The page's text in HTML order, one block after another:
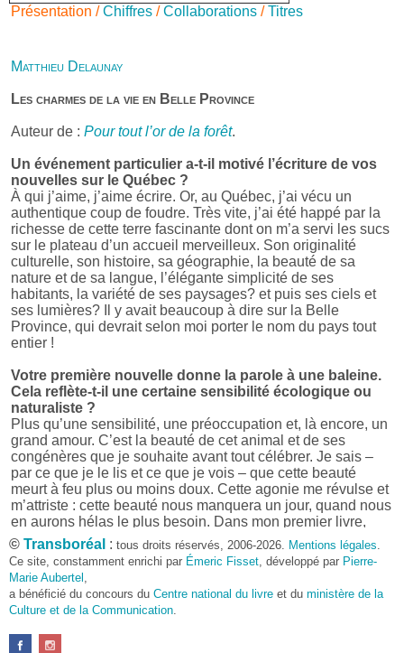
Présentation /Chiffres /Collaborations /Titres
Matthieu Delaunay
Les charmes de la vie en Belle Province
Auteur de : Pour tout l’or de la forêt.
Un événement particulier a-t-il motivé l’écriture de vos
nouvelles sur le Québec ?
À qui j’aime, j’aime écrire. Or, au Québec, j’ai vécu un
authentique coup de foudre. Très vite, j’ai été happé par la
richesse de cette terre fascinante dont on m’a servi les sucs
sur le plateau d’un accueil merveilleux. Son originalité
culturelle, son histoire, sa géographie, la beauté de sa
nature et de sa langue, l’élégante simplicité de ses
habitants, la variété de ses paysages? et puis ses ciels et
ses lumières? Il y avait beaucoup à dire sur la Belle
Province, qui devrait selon moi porter le nom du pays tout
entier !
Votre première nouvelle donne la parole à une baleine.
Cela reflète-t-il une certaine sensibilité écologique ou
naturaliste ?
Plus qu’une sensibilité, une préoccupation et, là encore, un
grand amour. C’est la beauté de cet animal et de ses
congénères que je souhaite avant tout célébrer. Je sais –
par ce que je le lis et ce que je vois – que cette beauté
meurt à feu plus ou moins doux. Cette agonie me révulse et
m’attriste : cette beauté nous manquera un jour, quand nous
en aurons hélas le plus besoin. Dans mon premier livre,
j’avais pris goût à me mettre dans la peau d’une bête. Outre
l’intérêt de l’exercice littéraire, il me semble que cela peut
être un bon moyen pour transmettre certains messages.
Pourquoi avoir choisi le format des nouvelles plutôt
qu’un autre ?
D’abord parce que j’aime (décidément!) en lire !
© Transboréal : tous droits réservés, 2006-2026. Mentions légales
Ce site, constamment enrichi par Émeric Fisset , développé par Pierre-
Marie Aubertel
a bénéficié du concours du Centre national du livre et du ministère de la
Culture et de la Communication